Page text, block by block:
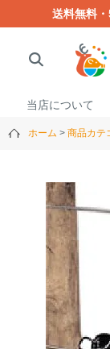
送料無料
当店について
ホーム 商品カテ
送料無料・5
楽落くんハイトシ
いのししくん
アニマルセンサー
電気柵